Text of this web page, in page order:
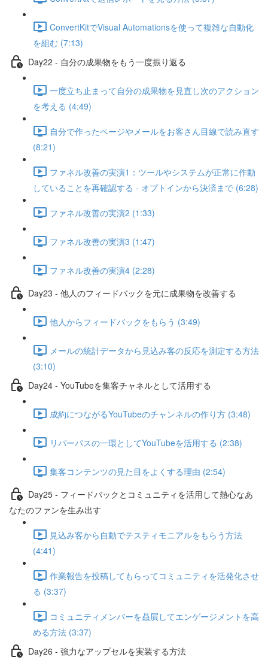
ConvertKitでVisual Automationsを使って複雑な自動化
を組む (7:13)
Day22 - 自分の成果物をもう一度振り返る
一度立ち止まって自分の成果物を見直し次のアクション
を考える (4:49)
自分で作ったページやメールをお客さん目線で読み直す
(8:21)
ファネル改善の実演1：ツールやシステムが正常に作動
していることを再確認する - オプトインから決済まで (6:28)
ファネル改善の実演2 (1:33)
ファネル改善の実演3 (1:47)
ファネル改善の実演4 (2:28)
Day23 - 他人のフィードバックを元に成果物を改善する
他人からフィードバックをもらう (3:49)
メールの統計データから見込み客の反応を測定する方法
(3:10)
Day24 - YouTubeを集客チャネルとして活用する
成約につながるYouTubeのチャンネルの作り方 (3:48)
リパーパスの一環としてYouTubeを活用する (2:38)
集客コンテンツの見た目をよくする理由 (2:54)
Day25 - フィードバックとコミュニティを活用して熱心なあ
なたのファンを生み出す
見込み客から自動でテスティモニアルをもらう方法
(4:41)
作業報告を投稿してもらってコミュニティを活発化させ
る (3:37)
コミュニティメンバーを贔屓してエンゲージメントを高
める方法 (3:37)
Day26 - 強力なアップセルを実装する方法